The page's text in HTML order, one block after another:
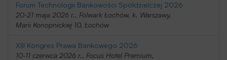
Forum Technologii Bankowości Spółdzielczej 2026
20-21 maja 2026 r., Folwark Łochów, k. Warszawy,
Marii Konopnickiej 10, Łochów
XIII Kongres Prawa Bankowego 2026
10-11 czerwca 2026 r., Focus Hotel Premium,